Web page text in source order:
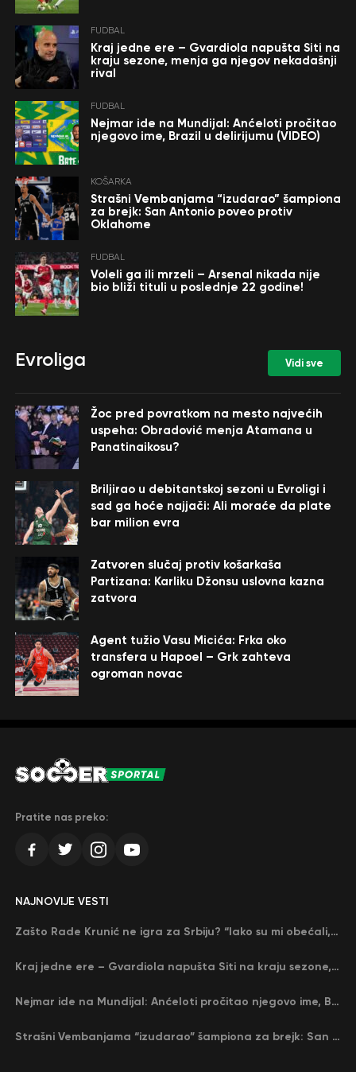
FUDBAL
Kraj jedne ere – Gvardiola napušta Siti na
kraju sezone, menja ga njegov nekadašnji
rival
FUDBAL
Nejmar ide na Mundijal: Anćeloti pročitao
njegovo ime, Brazil u delirijumu (VIDEO)
KOŠARKA
Strašni Vembanjama “izudarao” šampiona
za brejk: San Antonio poveo protiv
Oklahome
FUDBAL
Voleli ga ili mrzeli – Arsenal nikada nije
bio bliži tituli u poslednje 22 godine!
Evroliga Vidi sve
Žoc pred povratkom na mesto najvećih
uspeha: Obradović menja Atamana u
Panatinaikosu?
Briljirao u debitantskoj sezoni u Evroligi i
sad ga hoće najjači: Ali moraće da plate
bar milion evra
Zatvoren slučaj protiv košarkaša
Partizana: Karliku Džonsu uslovna kazna
zatvora
Agent tužio Vasu Micića: Frka oko
transfera u Hapoel – Grk zahteva
ogroman novac
Pratite nas preko:
NAJNOVIJE VESTI
Zašto Rade Krunić ne igra za Srbiju? “Iako su mi obećali, niko me nije zvao…”
Kraj jedne ere – Gvardiola napušta Siti na kraju sezone, menja ga njegov nekadašnji rival
Nejmar ide na Mundijal: Anćeloti pročitao njegovo ime, Brazil u delirijumu (VIDEO)
Strašni Vembanjama “izudarao” šampiona za brejk: San Antonio poveo protiv Oklahome